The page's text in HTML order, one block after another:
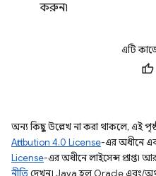
করুন৷
এটি
অন্য কিছু উল্লেখ না করা থাকলে, এই
Attribution 4.0 License-এর অধীনে
License-এর অধীনে লাইসেন্স প্রাপ্ত।
নীতিদেখুন। Java হল Oracle এবং/